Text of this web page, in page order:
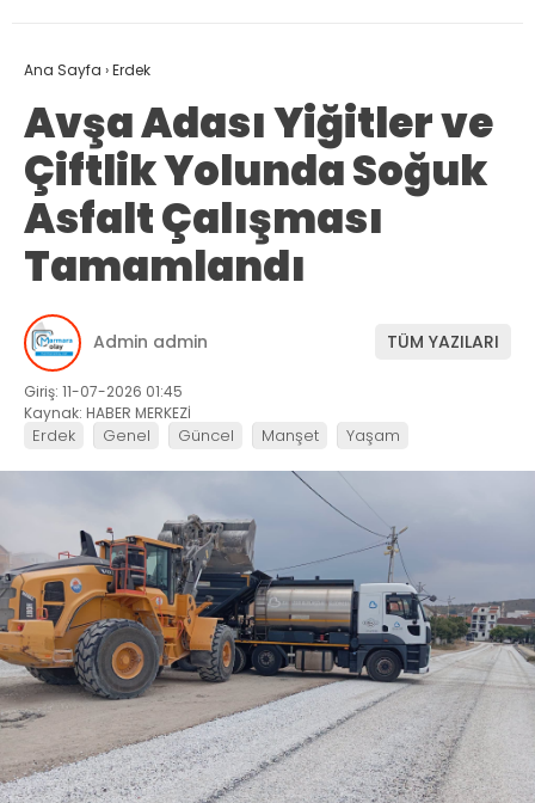
Ana Sayfa ›Erdek
Avşa Adası Yiğitler ve
Çiftlik Yolunda Soğuk
Asfalt Çalışması
Tamamlandı
Admin admin TÜM YAZILARI
Giriş: 11-07-2026 01:45
Kaynak: HABER MERKEZİ
Erdek Genel Güncel Manşet Yaşam